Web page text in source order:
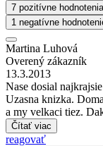
7 pozitívne hodnotenia
1 negatívne
Martina Luhová
Overený zákazník
13.3.2013
Nase dosial
Uzasna knizka.
a my velkaci tiez.
Čítať viac
reagovať